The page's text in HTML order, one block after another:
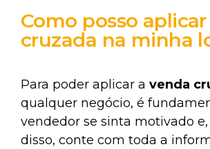
Como posso
cruzada na minha
Para poder aplicar a venda
qualquer negócio, é
vendedor se sinta motivado
disso, conte com toda a